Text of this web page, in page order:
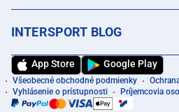
INTERSPORT BLOG
App Store Google Play
Všeobecné obchodné podmienky
Vyhlásenie o prístupnosti
Príjemcovia